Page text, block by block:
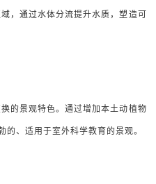
，通过水体分流提升水质，塑造可
的景观特色。通过增加本土动植物
的、适用于室外科学教育的景观。